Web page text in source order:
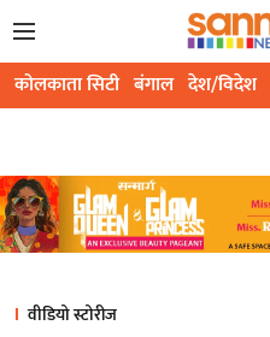
कोलकाता सिटी बंगाल देश/विदेश
वीडियो स्टोरीज